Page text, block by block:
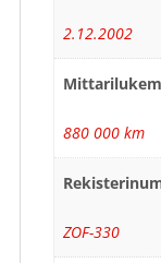
2.12.2002
880 000 km
ZOF-330